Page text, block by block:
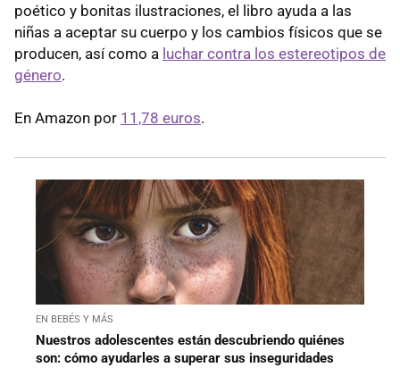
poético y bonitas ilustraciones, el libro ayuda a las
niñas a aceptar su cuerpo y los cambios físicos que se
producen, así como a luchar contra los estereotipos de
género.
En Amazon por 11,78 euros.
EN BEBÉS Y MÁS
Nuestros adolescentes están descubriendo quiénes
son: cómo ayudarles a superar sus inseguridades